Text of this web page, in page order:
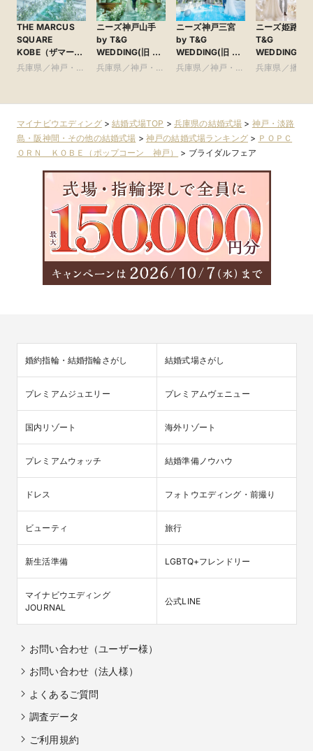
THE MARCUS
SQUARE
KOBE（ザマーカ
ススクエアコウ
兵庫県／神戸・淡
ニーズ神戸山手
by T&G
WEDDING(旧 山
手迎賓館 神戸)
兵庫県／神戸・淡
ニーズ神戸三宮
by T&G
WEDDING(旧 ベ
イサイド迎賓館
兵庫県／神戸・淡
ニーズ姫路 by
T&G
WEDDING(旧
アーヴェリー
兵庫県／播磨
マイナビウエディング>結婚式場TOP > 兵庫県の結婚式場 > 神戸・淡路
島・阪神間・その他の結婚式場 > 神戸の結婚式場ランキング> ＰＯＰＣ
ＯＲＮ ＫＯＢＥ（ポップコーン 神戸）
> ブライダルフェア
婚約指輪・結婚指輪さがし 結婚式場さがし
プレミアムジュエリー プレミアムヴェニュー
国内リゾート 海外リゾート
プレミアムウォッチ 結婚準備ノウハウ
ドレス フォトウエディング・前撮り
ビューティ 旅行
新生活準備 LGBTQ+フレンドリー
マイナビウエディング
JOURNAL
公式LINE
お問い合わせ（ユーザー様）
お問い合わせ（法人様）
よくあるご質問
調査データ
ご利用規約